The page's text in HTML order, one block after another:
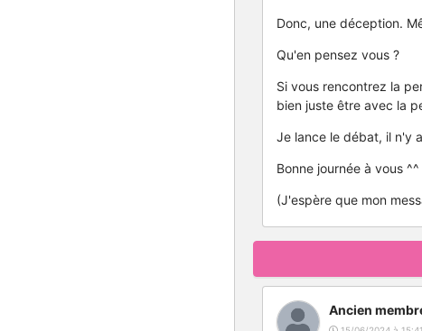
Donc, une déception.
Qu'en pensez vous ?
Si vous rencontrez la
bien juste être avec la
Je lance le débat, il n'y
Bonne journée à vous ^^
(J'espère que mon
Ancien